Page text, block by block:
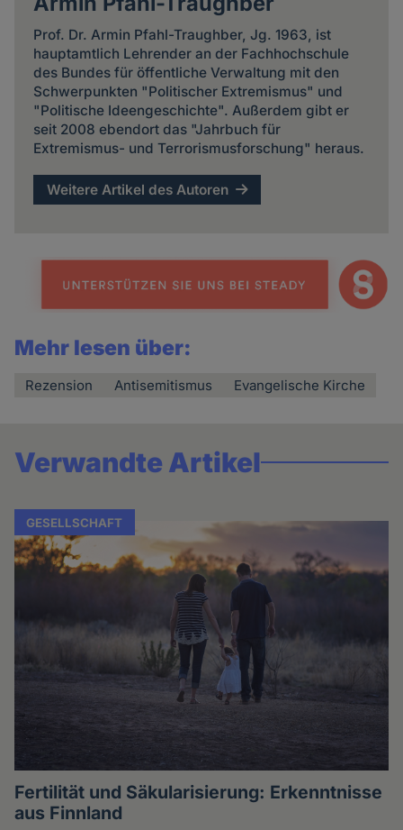
Prof. Dr. Armin Pfahl-Traughber, Jg. 1963, ist
hauptamtlich Lehrender an der Fachhochschule
des Bundes für öffentliche Verwaltung mit den
Schwerpunkten "Politischer Extremismus" und
"Politische Ideengeschichte". Außerdem gibt er
seit 2008 ebendort das "Jahrbuch für
Extremismus- und Terrorismusforschung" heraus.
Weitere Artikel des Autoren
Mehr lesen über:
Rezension Antisemitismus Evangelische Kirche
Verwandte Artikel
GESELLSCHAFT
Fertilität und Säkularisierung: Erkenntnisse
aus Finnland